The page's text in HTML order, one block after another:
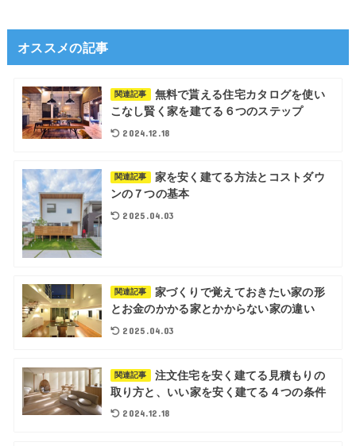
オススメの記事
関連記事
無料で貰える住宅カタログを使い
こなし賢く家を建てる６つのステップ
2024.12.18
関連記事
家を安く建てる方法とコストダウ
ンの７つの基本
2025.04.03
関連記事
家づくりで覚えておきたい家の形
とお金のかかる家とかからない家の違い
2025.04.03
関連記事
注文住宅を安く建てる見積もりの
取り方と、いい家を安く建てる４つの条件
2024.12.18